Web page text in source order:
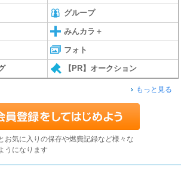
グループ
みんカラ＋
フォト
【PR】オークション
もっと見る
お気に入りの保存や燃費記録など様々な
うになります